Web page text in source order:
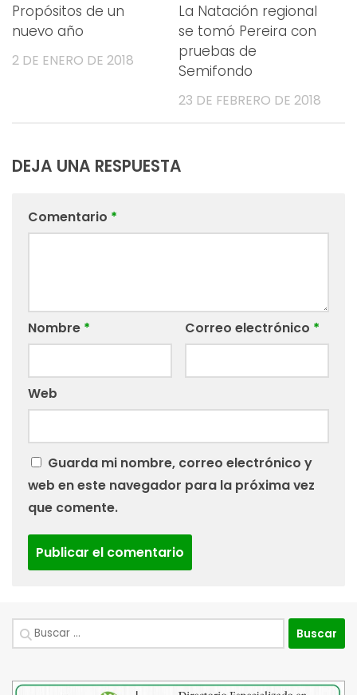
Propósitos de un
nuevo año
2 DE ENERO DE 2018
La Natación regional
se tomó Pereira con
pruebas de
Semifondo
23 DE FEBRERO DE 2018
DEJA UNA RESPUESTA
Comentario *
Nombre * Correo electrónico *
Web
Guarda mi nombre, correo electrónico y
web en este navegador para la próxima vez
que comente.
Buscar: